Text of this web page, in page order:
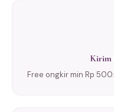
Kirim
Free ongkir min Rp